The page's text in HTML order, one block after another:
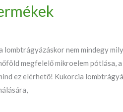
lombtrágyázáskor nem mindegy
megfelelő mikroelem pótlása,
ez elérhető! Kukorcia